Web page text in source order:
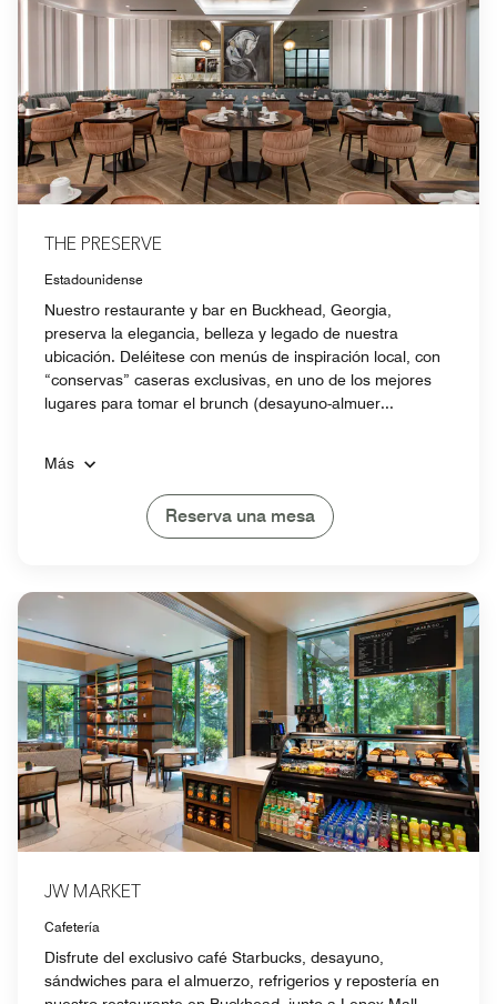
THE PRESERVE
Estadounidense
Nuestro restaurante y bar en Buckhead, Georgia,
preserva la elegancia, belleza y legado de nuestra
ubicación. Deléitese con menús de inspiración local, con
“conservas” caseras exclusivas, en uno de los mejores
lugares para tomar el brunch (desayuno-almuer...
Más
Reserva una mesa
JW MARKET
Cafetería
Disfrute del exclusivo café Starbucks, desayuno,
sándwiches para el almuerzo, refrigerios y repostería en